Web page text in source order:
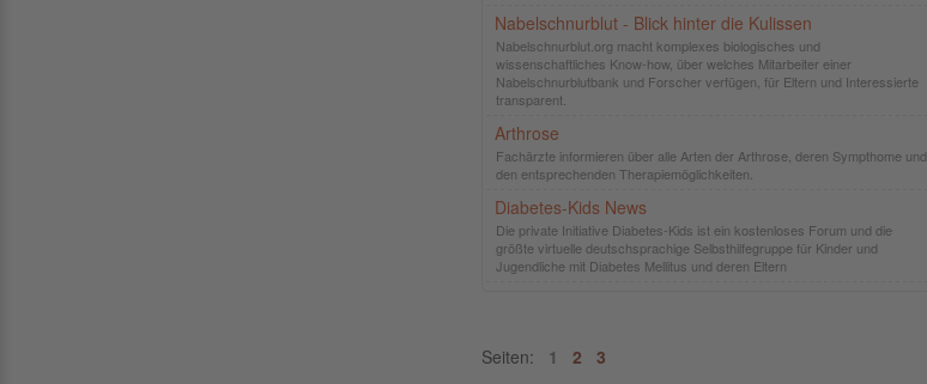
Nabelschnurblut - Blick hinter die Kulissen
Nabelschnurblut.org macht komplexes biologisches und
wissenschaftliches Know-how, über welches Mitarbeiter einer
Nabelschnurblutbank und Forscher verfügen, für Eltern und Interessierte
transparent.
Arthrose
Fachärzte informieren über alle Arten der Arthrose, deren Sympthome und
den entsprechenden Therapiemöglichkeiten.
Diabetes-Kids News
Die private Initiative Diabetes-Kids ist ein kostenloses Forum und die
größte virtuelle deutschsprachige Selbsthilfegruppe für Kinder und
Jugendliche mit Diabetes Mellitus und deren Eltern
Seiten: 1 2 3